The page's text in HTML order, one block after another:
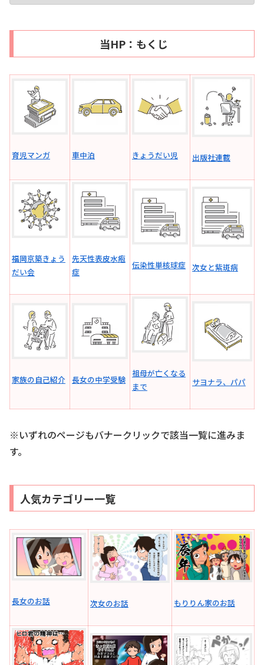
当HP：もくじ
育児マンガ 車中泊 きょうだい児 出版社連載
福岡京築きょう
だい会
先天性表皮水疱
症
伝染性単核球症 次女と紫斑病
家族の自己紹介 長女の中学受験
祖母が亡くなる
まで
サヨナラ、パパ
※いずれのページもバナークリックで該当一覧に進みま
す。
人気カテゴリー一覧
長女のお話 次女のお話 もりりん家のお話